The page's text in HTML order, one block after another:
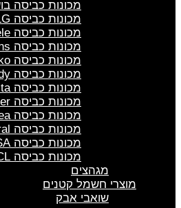
מכונות כביסה
מכונות כביסה LG
מכונות כביסה miele
מכונות כביסה Siemens
מכונות כביסה Beko
מכונות כביסה Candy
מכונות כביסה Constructa
מכונות כביסה Hoover
מכונות כביסה midea
מכונות כביסה general
מכונות כביסה LACASA
מכונות כביסה TCL
מגהצים
מוצרי חשמל קטנים
שואבי אבק